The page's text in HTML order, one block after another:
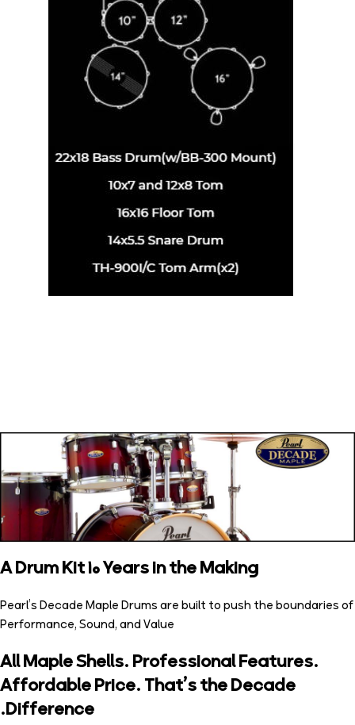
A Drum Kit 10 Years in the Making
Pearl’s Decade Maple Drums are built to push the boundaries of
Performance, Sound, and Value
All Maple Shells. Professional Features.
Affordable Price. That’s the Decade
Difference.